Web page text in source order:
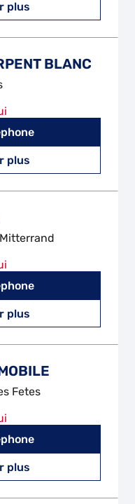
plus
BLANC
plus
plus
Fetes
plus